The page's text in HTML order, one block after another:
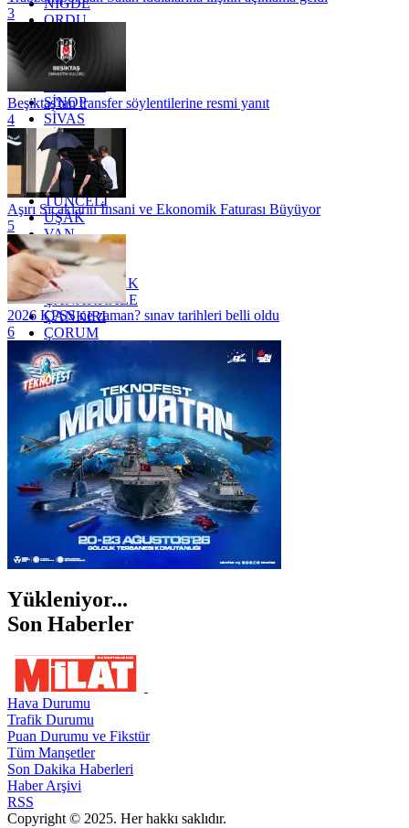
NİĞDE
ORDU
OSMANİYE
RİZE
SAKARYA
SİNOP
SİVAS
SİİRT
TEKİRDAĞ
TOKAT
TRABZON
TUNCELİ
UŞAK
VAN
YALOVA
YOZGAT
ZONGULDAK
ÇANAKKALE
ÇANKIRI
ÇORUM
İSTANBUL
İZMİR
ŞANLIURFA
ŞIRNAK
3
Beşiktaş'tan transfer söylentilerine resmi yanıt
4
Aşırı Sıcakların İnsani ve Ekonomik Faturası Büyüyor
5
2026 KPSS ne zaman? sınav tarihleri belli oldu
6
Yükleniyor...
Son Haberler
Hava Durumu
Trafik Durumu
Puan Durumu ve Fikstür
Tüm Manşetler
Son Dakika Haberleri
Haber Arşivi
RSS
Copyright © 2025. Her hakkı saklıdır.